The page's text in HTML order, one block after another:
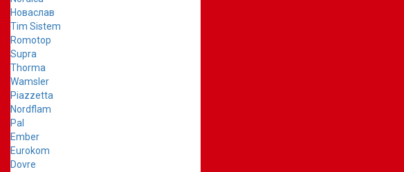
Новаслав
Tim Sistem
Romotop
Supra
Thorma
Wamsler
Piazzetta
Nordflam
Pal
Ember
Eurokom
Dovre